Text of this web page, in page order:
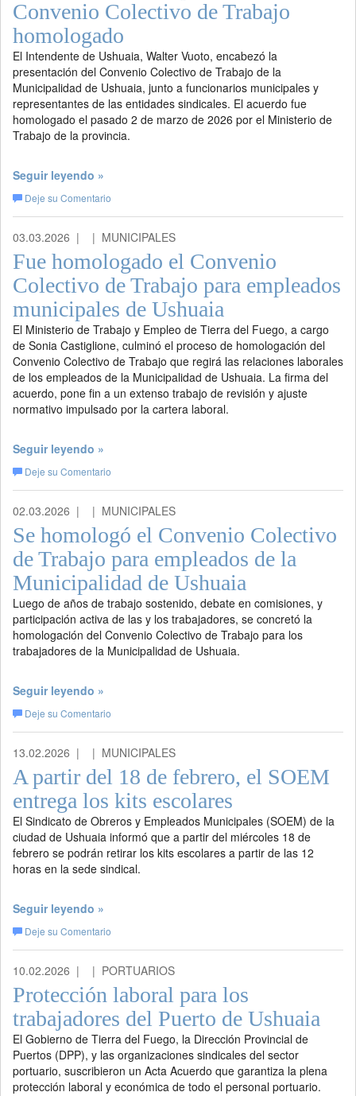
Convenio Colectivo de Trabajo
homologado
El Intendente de Ushuaia, Walter Vuoto, encabezó la
presentación del Convenio Colectivo de Trabajo de la
Municipalidad de Ushuaia, junto a funcionarios municipales y
representantes de las entidades sindicales. El acuerdo fue
homologado el pasado 2 de marzo de 2026 por el Ministerio de
Trabajo de la provincia.
Seguir leyendo »
Deje su Comentario
03.03.2026 | | MUNICIPALES
Fue homologado el Convenio
Colectivo de Trabajo para empleados
municipales de Ushuaia
El Ministerio de Trabajo y Empleo de Tierra del Fuego, a cargo
de Sonia Castiglione, culminó el proceso de homologación del
Convenio Colectivo de Trabajo que regirá las relaciones laborales
de los empleados de la Municipalidad de Ushuaia. La firma del
acuerdo, pone fin a un extenso trabajo de revisión y ajuste
normativo impulsado por la cartera laboral.
Seguir leyendo »
Deje su Comentario
02.03.2026 | | MUNICIPALES
Se homologó el Convenio Colectivo
de Trabajo para empleados de la
Municipalidad de Ushuaia
Luego de años de trabajo sostenido, debate en comisiones, y
participación activa de las y los trabajadores, se concretó la
homologación del Convenio Colectivo de Trabajo para los
trabajadores de la Municipalidad de Ushuaia.
Seguir leyendo »
Deje su Comentario
13.02.2026 | | MUNICIPALES
A partir del 18 de febrero, el SOEM
entrega los kits escolares
El Sindicato de Obreros y Empleados Municipales (SOEM) de la
ciudad de Ushuaia informó que a partir del miércoles 18 de
febrero se podrán retirar los kits escolares a partir de las 12
horas en la sede sindical.
Seguir leyendo »
Deje su Comentario
10.02.2026 | | PORTUARIOS
Protección laboral para los
trabajadores del Puerto de Ushuaia
El Gobierno de Tierra del Fuego, la Dirección Provincial de
Puertos (DPP), y las organizaciones sindicales del sector
portuario, suscribieron un Acta Acuerdo que garantiza la plena
protección laboral y económica de todo el personal portuario.